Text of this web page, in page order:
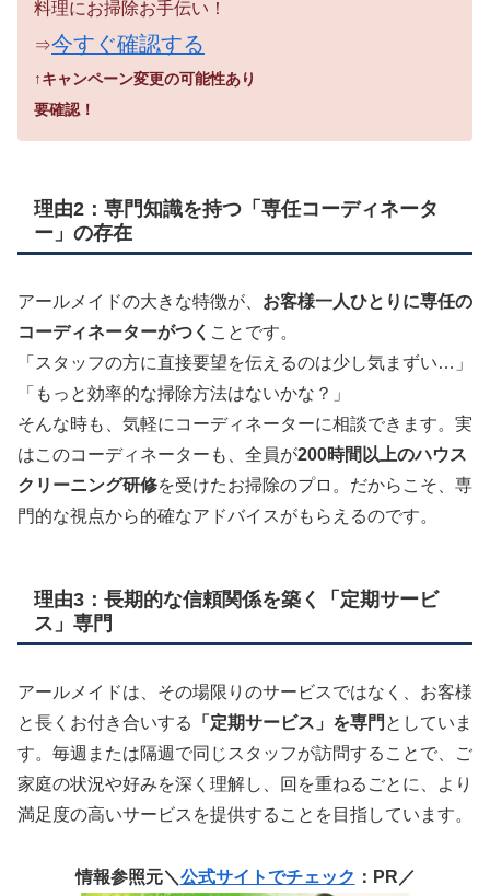
料理にお掃除お手伝い！
⇒今すぐ確認する
↑キャンペーン変更の可能性あり
要確認！
理由2：専門知識を持つ「専任コーディネータ
ー」の存在
アールメイドの大きな特徴が、 お客様一人ひとりに専任の
コーディネーターがつく ことです。
「スタッフの方に直接要望を伝えるのは少し気まずい…」
「もっと効率的な掃除方法はないかな？」
そんな時も、気軽にコーディネーターに相談できます。実
はこのコーディネーターも、全員が200時間以上のハウス
クリーニング研修を受けたお掃除のプロ。だからこそ、専
門的な視点から的確なアドバイスがもらえるのです。
理由3：長期的な信頼関係を築く「定期サービ
ス」専門
アールメイドは、その場限りのサービスではなく、お客様
と長くお付き合いする
「定期サービス」を専門 としていま
す。毎週または隔週で同じスタッフが訪問することで、ご
家庭の状況や好みを深く理解し、回を重ねるごとに、より
満足度の高いサービスを提供することを目指しています。
情報参照元＼ 公式サイトでチェック ：PR／